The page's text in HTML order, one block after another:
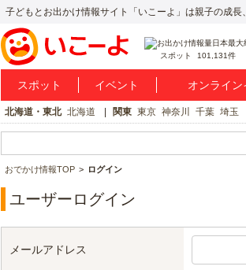
子どもとお出かけ情報サイト「いこーよ」は親子の成長
スポット 101,131件
スポット イベント オンライン
北海道・東北 北海道 関東 東京 神奈川 千葉 埼玉
おでかけ情報TOP ログイン
ユーザーログイン
メールアドレス